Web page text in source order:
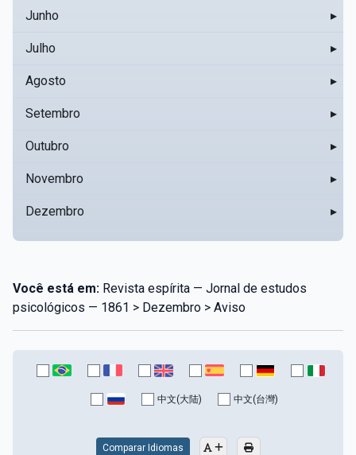
Junho ▸
Julho ▸
Agosto ▸
Setembro ▸
Outubro ▸
Novembro ▸
Dezembro ▸
Você está em: Revista espírita — Jornal de estudos
psicológicos — 1861 > Dezembro > Aviso
中文(大陆) 中文(台灣)
Comparar Idiomas